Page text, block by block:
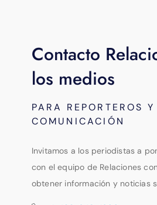
Contacto
los medios
PARA REPORTEROS
COMUNICACIÓN
Invitamos a los periodistas a
con el equipo de Relaciones
obtener información y noticias